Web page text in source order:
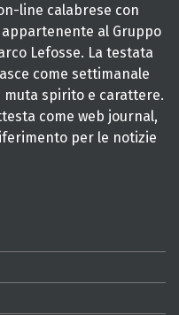
line calabrese con
appartenente al Gruppo
Lefosse. La testata
come settimanale
spirito e carattere.
come web journal,
per le notizie